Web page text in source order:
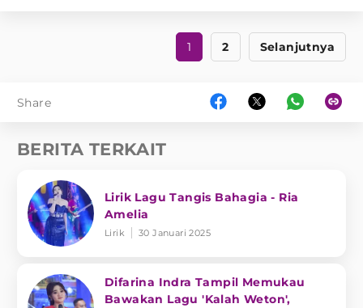
1 2 Selanjutnya
Share
BERITA TERKAIT
Lirik Lagu Tangis Bahagia - Ria
Amelia
Lirik 30 Januari 2025
Difarina Indra Tampil Memukau
Bawakan Lagu 'Kalah Weton',